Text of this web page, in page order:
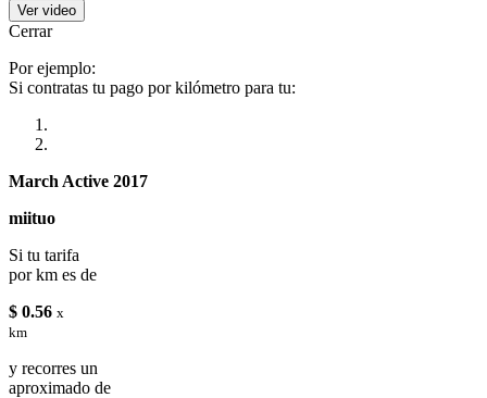
Ver video
Cerrar
Por ejemplo:
Si contratas tu pago por kilómetro para tu:
March Active 2017
miituo
Si tu tarifa
por km es de
$ 0.56 x
km
y recorres un
aproximado de